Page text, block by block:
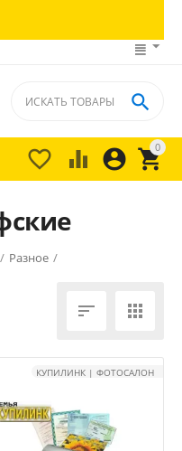
0


 

/ Разное /
 
КУПИЛИНК | ФОТОСАЛОН